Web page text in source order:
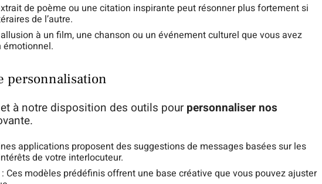
de poème ou une citation inspirante peut résonner plus fortement si
de l’autre.
à un film, une chanson ou un événement culturel que vous avez
émotionnel.
personnalisation
à notre disposition des outils pourpersonnaliser nos
applications proposent des suggestions de messages basées sur les
de votre interlocuteur.
: Ces modèles prédéfinis offrent une base créative que vous pouvez ajuster